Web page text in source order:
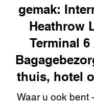
gemak:
Heathrow
Terminal
thuis, hotel
Waar u ook bent